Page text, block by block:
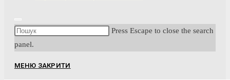
Press Escape to close the search
panel.
МЕНЮ ЗАКРИТИ